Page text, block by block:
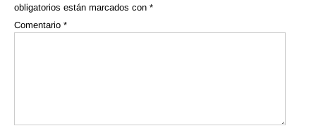
obligatorios están marcados con *
Comentario *